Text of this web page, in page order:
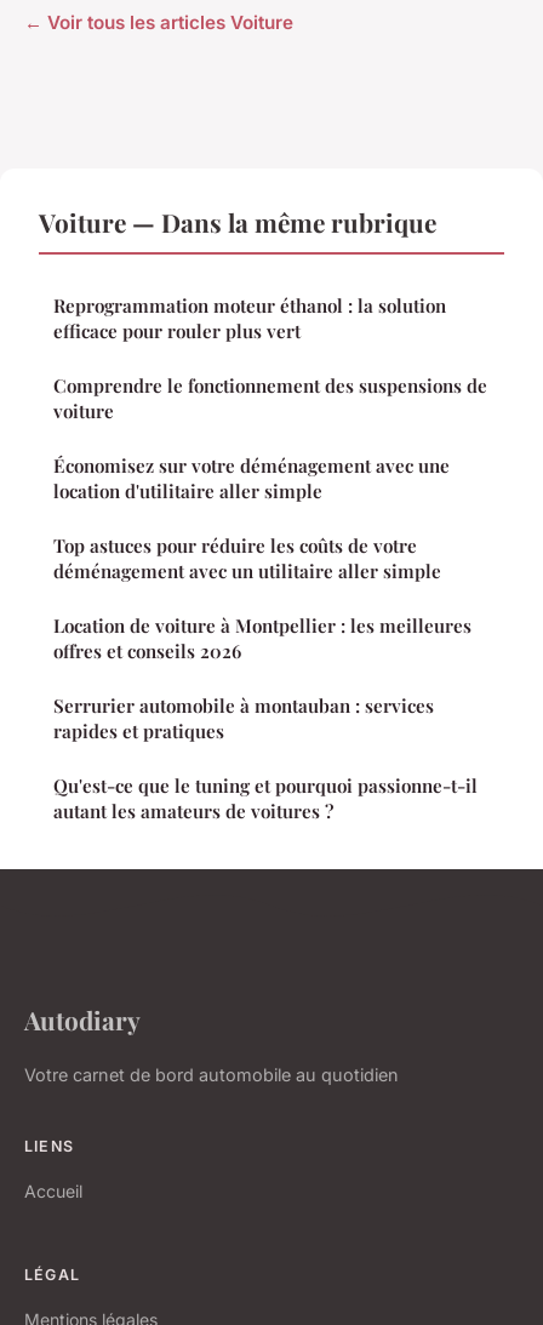
← Voir tous les articles Voiture
Voiture — Dans la même rubrique
Reprogrammation moteur éthanol : la solution
efficace pour rouler plus vert
Comprendre le fonctionnement des suspensions de
voiture
Économisez sur votre déménagement avec une
location d'utilitaire aller simple
Top astuces pour réduire les coûts de votre
déménagement avec un utilitaire aller simple
Location de voiture à Montpellier : les meilleures
offres et conseils 2026
Serrurier automobile à montauban : services
rapides et pratiques
Qu'est-ce que le tuning et pourquoi passionne-t-il
autant les amateurs de voitures ?
Autodiary
Votre carnet de bord automobile au quotidien
LIENS
Accueil
LÉGAL
Mentions légales